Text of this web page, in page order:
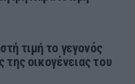
τιμή το γεγονός
της οικογένειας του